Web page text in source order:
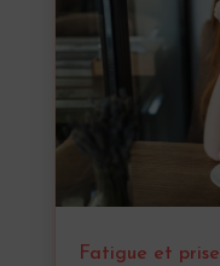
Fatigue et